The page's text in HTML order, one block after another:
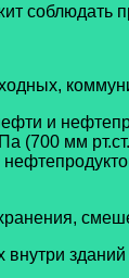
соблюдать
и
(700 мм